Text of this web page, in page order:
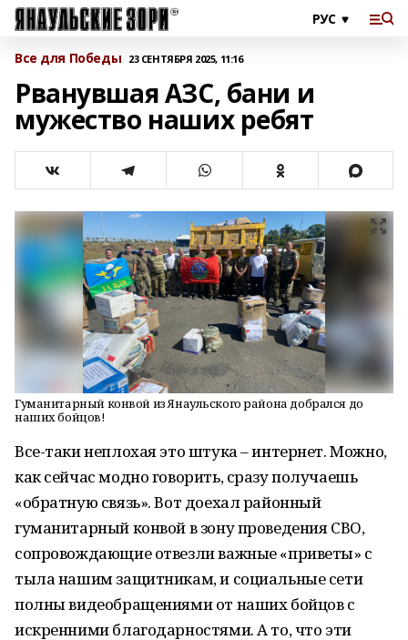
Все для Победы 23 СЕНТЯБРЯ 2025, 11:16
Рванувшая АЗС, бани и
мужество наших ребят
Гуманитарный конвой из Янаульского района добрался до
наших бойцов!
Все-таки неплохая это штука – интернет. Можно,
как сейчас модно говорить, сразу получаешь
«обратную связь». Вот доехал районный
гуманитарный конвой в зону проведения СВО,
сопровождающие отвезли важные «приветы» с
тыла нашим защитникам, и социальные сети
полны видеобращениями от наших бойцов с
искренними благодарностями. А то, что эти